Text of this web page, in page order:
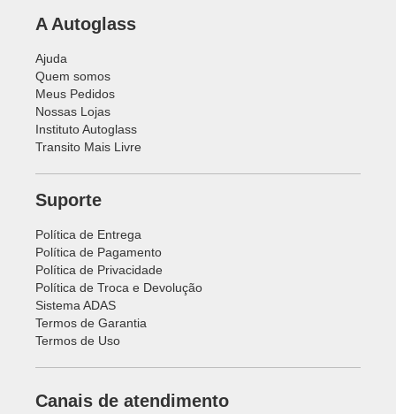
A Autoglass
Ajuda
Quem somos
Meus Pedidos
Nossas Lojas
Instituto Autoglass
Transito Mais Livre
Suporte
Política de Entrega
Política de Pagamento
Política de Privacidade
Política de Troca e Devolução
Sistema ADAS
Termos de Garantia
Termos de Uso
Canais de atendimento